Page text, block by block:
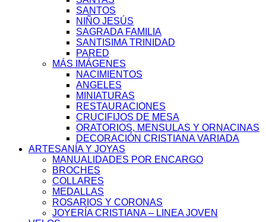
SANTOS
NIÑO JESÚS
SAGRADA FAMILIA
SANTISIMA TRINIDAD
PARED
MÁS IMÁGENES
NACIMIENTOS
ANGELES
MINIATURAS
RESTAURACIONES
CRUCIFIJOS DE MESA
ORATORIOS, MENSULAS Y ORNACINAS
DECORACIÓN CRISTIANA VARIADA
ARTESANÍA Y JOYAS
MANUALIDADES POR ENCARGO
BROCHES
COLLARES
MEDALLAS
ROSARIOS Y CORONAS
JOYERÍA CRISTIANA – LINEA JOVEN